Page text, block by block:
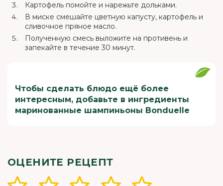
Картофель помойте и нарежьте дольками.
В миске смешайте цветную капусту, картофель и
сливочное пряное масло.
Полученную смесь выложите на противень и
запекайте в течение 30 минут.
Чтобы сделать блюдо ещё более
интересным, добавьте в ингредиенты
маринованные шампиньоны Bonduelle
ОЦЕНИТЕ РЕЦЕПТ